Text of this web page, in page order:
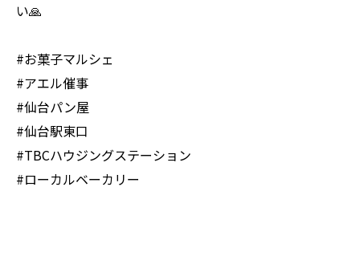
い🙏
#お菓子マルシェ
#アエル催事
#仙台パン屋
#仙台駅東口
#TBCハウジングステーション
#ローカルベーカリー